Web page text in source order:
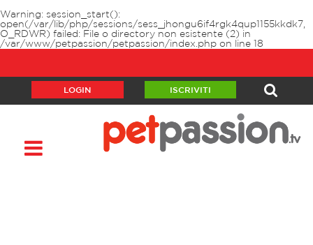
Warning: session_start():
open(/var/lib/php/sessions/sess_jhongu6if4rgk4qup1155kkdk7,
O_RDWR) failed: File o directory non esistente (2) in
/var/www/petpassion/petpassion/index.php on line 18
LOGIN ISCRIVITI